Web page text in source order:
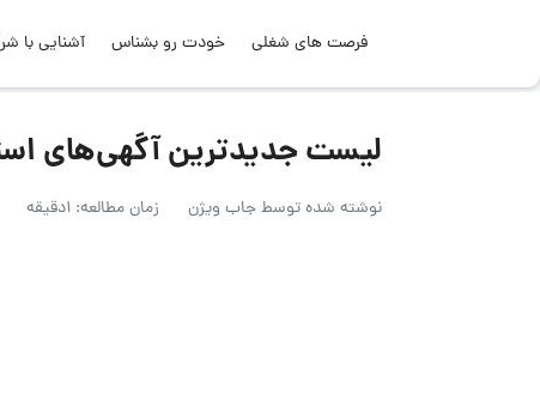
فرصت های شغلی خودت رو بشناس آشنایی با
لیست جدیدترین آگهی‌های استخدام
نوشته شده توسطجاب ویژن زمان مطالعه: 1دقیقه